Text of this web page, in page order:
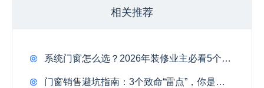
相关推荐
系统门窗怎么选？2026年装修业主必看5个硬指标
门窗销售避坑指南：3个致命“雷点”，你是不是也在把订单推给对手？